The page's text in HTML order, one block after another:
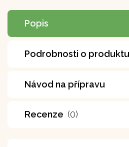
Popis
Podrobnosti o produktu
Návod na přípravu
Recenze (0)